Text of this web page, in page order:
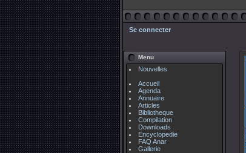
Se connecter
Menu
Nouvelles
Accueil
Agenda
Annuaire
Articles
Bibliotheque
Compilation
Downloads
Encyclopedie
FAQ Anar
Gallerie